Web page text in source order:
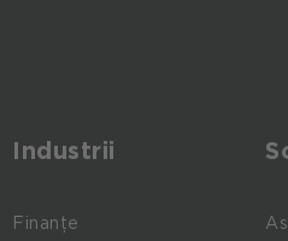
Industrii
Finanțe